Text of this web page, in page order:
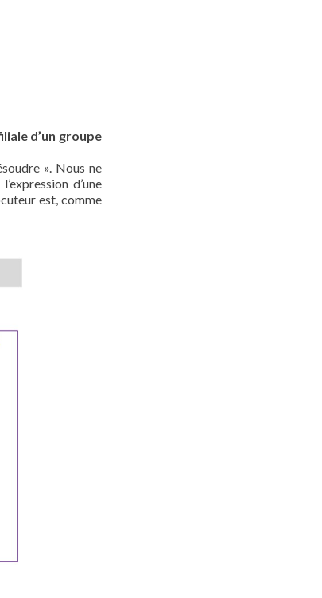
d’un groupe
». Nous ne
d’une
est, comme